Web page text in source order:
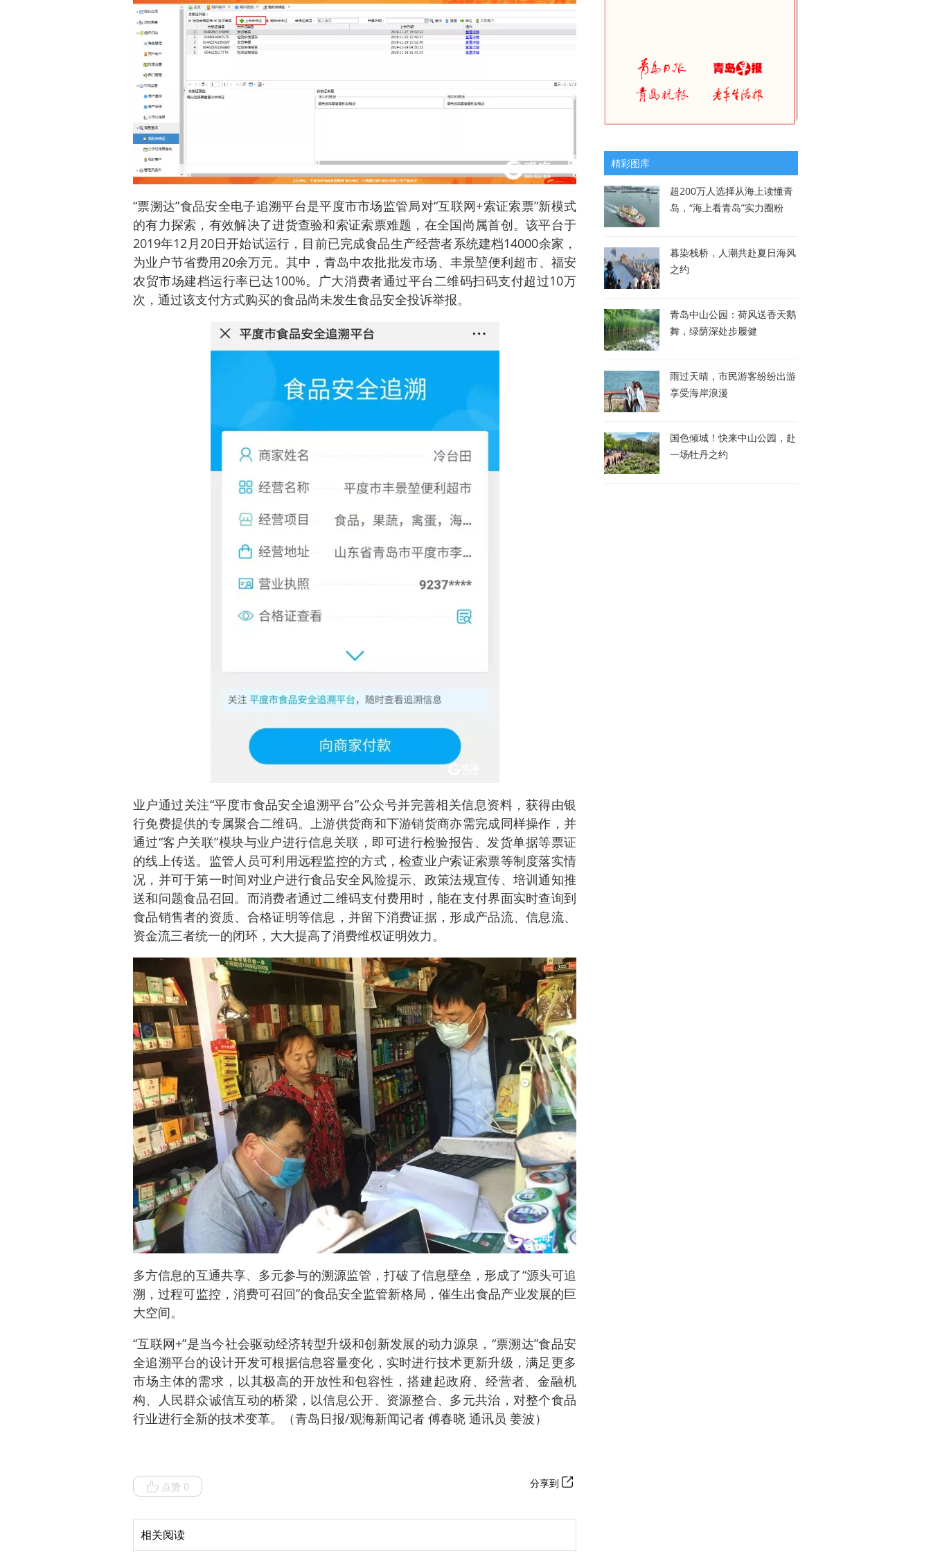
“票溯达”食品安全电子追溯平台是平度市市场监管局对“互联网+索证索票”新模式
的有力探索，有效解决了进货查验和索证索票难题，在全国尚属首创。该平台于
2019年12月20日开始试运行，目前已完成食品生产经营者系统建档14000余家，
为业户节省费用20余万元。其中，青岛中农批批发市场、丰景堃便利超市、福安
农贸市场建档运行率已达100%。广大消费者通过平台二维码扫码支付超过10万
次，通过该支付方式购买的食品尚未发生食品安全投诉举报。
业户通过关注“平度市食品安全追溯平台”公众号并完善相关信息资料，获得由银
行免费提供的专属聚合二维码。上游供货商和下游销货商亦需完成同样操作，并
通过“客户关联”模块与业户进行信息关联，即可进行检验报告、发货单据等票证
的线上传送。监管人员可利用远程监控的方式，检查业户索证索票等制度落实情
况，并可于第一时间对业户进行食品安全风险提示、政策法规宣传、培训通知推
送和问题食品召回。而消费者通过二维码支付费用时，能在支付界面实时查询到
食品销售者的资质、合格证明等信息，并留下消费证据，形成产品流、信息流、
资金流三者统一的闭环，大大提高了消费维权证明效力。
多方信息的互通共享、多元参与的溯源监管，打破了信息壁垒，形成了“源头可追
溯，过程可监控，消费可召回”的食品安全监管新格局，催生出食品产业发展的巨
大空间。
“互联网+”是当今社会驱动经济转型升级和创新发展的动力源泉，“票溯达”食品安
全追溯平台的设计开发可根据信息容量变化，实时进行技术更新升级，满足更多
市场主体的需求，以其极高的开放性和包容性，搭建起政府、经营者、金融机
构、人民群众诚信互动的桥梁，以信息公开、资源整合、多元共治，对整个食品
行业进行全新的技术变革。（青岛日报/观海新闻记者 傅春晓 通讯员 姜波）
点赞 0 分享到
相关阅读
精彩图库
超200万人选择从海上读懂青
岛，“海上看青岛”实力圈粉
暮染栈桥，人潮共赴夏日海风
之约
青岛中山公园：荷风送香天鹅
舞，绿荫深处步履健
雨过天晴，市民游客纷纷出游
享受海岸浪漫
国色倾城！快来中山公园，赴
一场牡丹之约